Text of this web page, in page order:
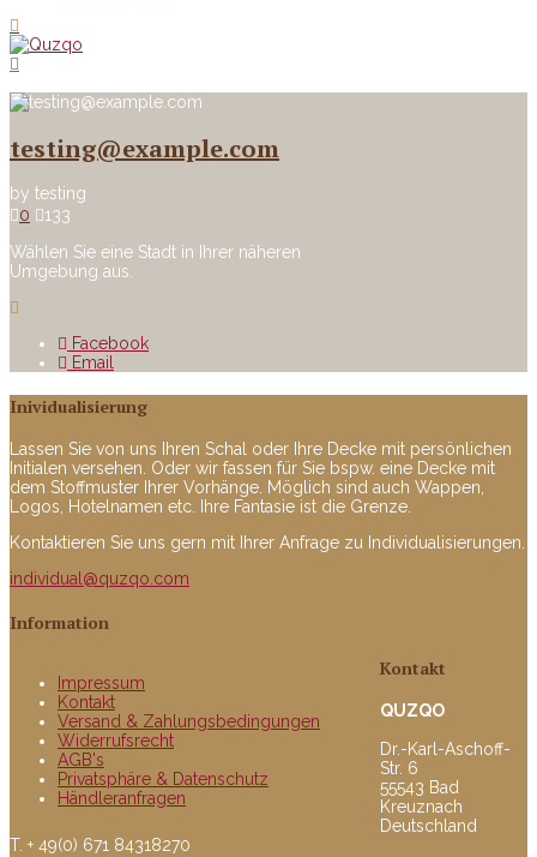
testing@example.com
by testing
0
133
Wählen Sie eine Stadt in Ihrer näheren
Umgebung aus.
Facebook
Email
Inividualisierung
Lassen Sie von uns Ihren Schal oder Ihre Decke mit persönlichen
Initialen versehen. Oder wir fassen für Sie bspw. eine Decke mit
dem Stoffmuster Ihrer Vorhänge. Möglich sind auch Wappen,
Logos, Hotelnamen etc. Ihre Fantasie ist die Grenze.
Kontaktieren Sie uns gern mit Ihrer Anfrage zu Individualisierungen.
individual@quzqo.com
Information
Impressum
Kontakt
Versand & Zahlungsbedingungen
Widerrufsrecht
AGB's
Privatsphäre & Datenschutz
Händleranfragen
Kontakt
QUZQO
Dr.-Karl-Aschoff-
Str. 6
55543 Bad
Kreuznach
Deutschland
T. + 49(0) 671 84318270